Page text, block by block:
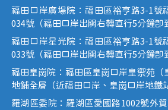
福田口岸廣場院：福田區裕亨路3-1號
034號（福田口岸出關右轉直行5分鐘即
福田口岸星光院：福田區裕亨路3-1號
033號（福田口岸出關右轉直行5分鐘即
福田皇崗院：福田區皇崗口岸皇禦苑（
地鋪全層（近福田口岸、皇崗口岸地鐵
羅湖區委院：羅湖區愛國路1002號外